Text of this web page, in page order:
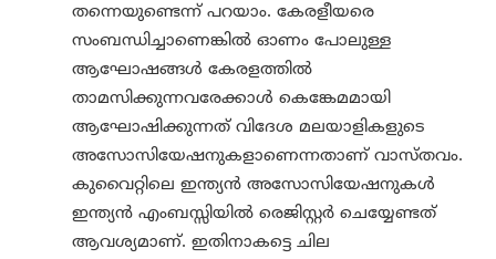
തന്നെയുണ്ടെന്ന് പറയാം. കേരളീയരെ
സംബന്ധിച്ചാണെങ്കിൽ ഓണം പോലുള്ള
ആഘോഷങ്ങൾ കേരളത്തിൽ
താമസിക്കുന്നവരേക്കാൾ കെങ്കേമമായി
ആഘോഷിക്കുന്നത് വിദേശ മലയാളികളുടെ
അസോസിയേഷനുകളാണെന്നതാണ് വാസ്തവം.
കുവൈറ്റിലെ ഇന്ത്യൻ അസോസിയേഷനുകൾ
ഇന്ത്യൻ എംബസ്സിയിൽ രെജിസ്റ്റർ ചെയ്യേണ്ടത്
ആവശ്യമാണ്. ഇതിനാകട്ടെ ചില